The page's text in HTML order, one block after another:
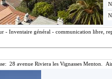
- Inventaire général - communication libre,
28 avenue Riviera les Vignasses Menton.